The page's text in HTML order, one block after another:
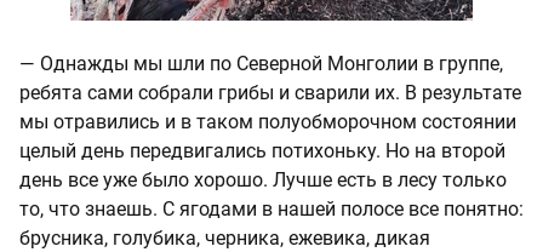
— Однажды мы шли по Северной Монголии в группе,
ребята сами собрали грибы и сварили их. В результате
мы отравились и в таком полуобморочном состоянии
целый день передвигались потихоньку. Но на второй
день все уже было хорошо. Лучше есть в лесу только
то, что знаешь. С ягодами в нашей полосе все понятно:
брусника, голубика, черника, ежевика, дикая